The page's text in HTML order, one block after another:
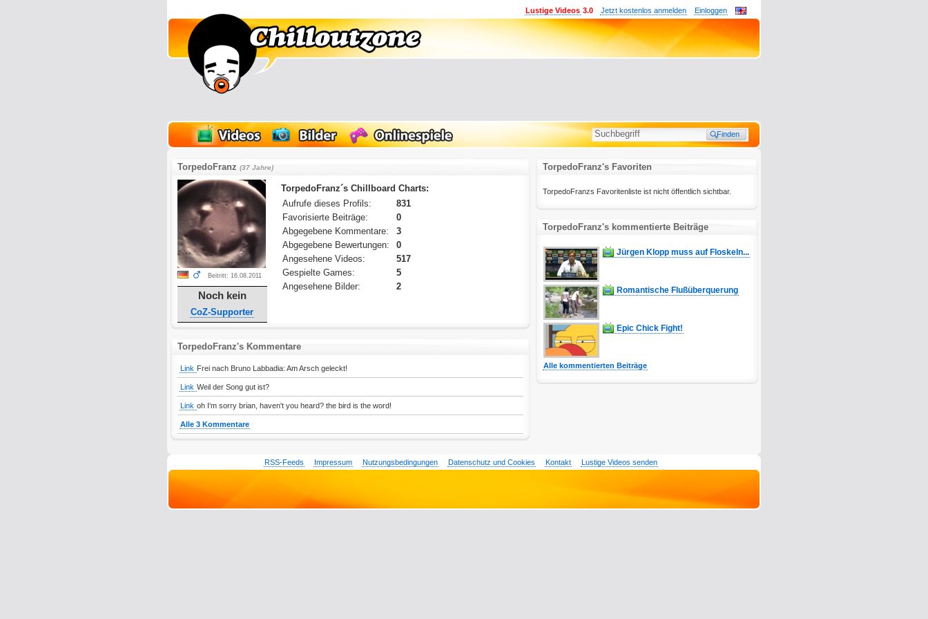
Einloggen
Jetzt kostenlos anmelden
Lustige Videos 3.0
TorpedoFranz (37 Jahre)
Beitritt: 16.08.2011
Noch kein
CoZ-Supporter
TorpedoFranz´s Chillboard Charts:
Aufrufe dieses Profils:
831
Favorisierte Beiträge:
0
Abgegebene Kommentare:
3
Abgegebene Bewertungen:
0
Angesehene Videos:
517
Gespielte Games:
5
Angesehene Bilder:
2
TorpedoFranz's Kommentare
Link Frei nach Bruno Labbadia: Am Arsch geleckt!
Link Weil der Song gut ist?
Link oh I'm sorry brian, haven't you heard? the bird is the word!
Alle 3 Kommentare
TorpedoFranz's Favoriten
TorpedoFranzs Favoritenliste ist nicht öffentlich sichtbar.
TorpedoFranz's kommentierte Beiträge
Jürgen Klopp muss auf Floskeln...
Romantische Flußüberquerung
Epic Chick Fight!
Alle kommentierten Beiträge
RSS-Feeds Impressum Nutzungsbedingungen Datenschutz und Cookies Kontakt Lustige Videos senden